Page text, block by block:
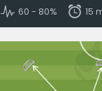
60 - 80% 15